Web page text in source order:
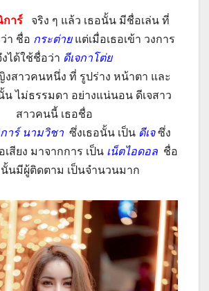
การ์
จริง ๆ แล้ว เธอนั้น มีชื่อเล่น ที่
า ชื่อ กระต่าย แต่เมื่อเธอเข้า วงการ
งได้ใช้ชื่อว่า ดีเจกาโต่ย
งสาวคนหนึ่ง ที่ รูปร่าง หน้าตา และ
น ไม่ธรรมดา อย่างแน่นอน ดีเจสาว
สาวคนนี้ เธอชื่อ
าร์ นามวิชา ซึ่งเธอนั้น เป็น ดีเจซึ่ง
สียง มาจากการ เป็นเน็ตไอดอล ชื่อ
นั้นมีผู้ติดตาม เป็นจำนวนมาก